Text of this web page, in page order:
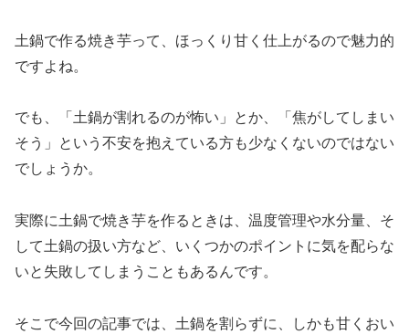
土鍋で作る焼き芋って、ほっくり甘く仕上がるので魅力的
ですよね。
でも、「土鍋が割れるのが怖い」とか、「焦がしてしまい
そう」という不安を抱えている方も少なくないのではない
でしょうか。
実際に土鍋で焼き芋を作るときは、温度管理や水分量、そ
して土鍋の扱い方など、いくつかのポイントに気を配らな
いと失敗してしまうこともあるんです。
そこで今回の記事では、土鍋を割らずに、しかも甘くおい